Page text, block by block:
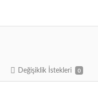
Değişiklik İstekleri 0